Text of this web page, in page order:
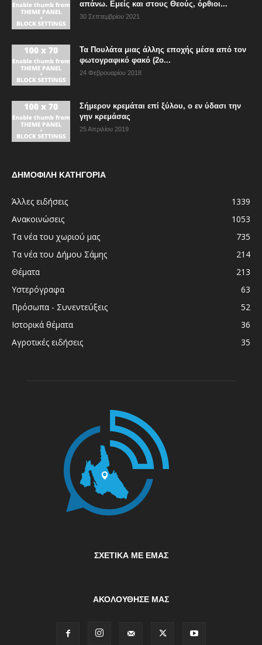
απάνω. Εμείς και στους Θεούς, όρθιοι...
30 Σεπτεμβρίου 2021
Τα Πουλάτα μιας άλλης εποχής μέσα από τον
φωτογραφικό φακό (2ο...
24 Φεβρουαρίου 2018
Σήμερον κρεμάται επί ξύλου, ο εν ύδασι την
γην κρεμάσας
25 Απριλίου 2019
ΔΗΜΟΦΙΛΗ ΚΑΤΗΓΟΡΙΑ
Άλλες ειδήσεις
1339
Ανακοινώσεις
1053
Τα νέα του χωριού μας
735
Τα νέα του Δήμου Σάμης
214
Θέματα
213
Υστερόγραφα
63
Πρόσωπα - Συνεντεύξεις
52
Ιστορικά θέματα
36
Αγροτικές ειδήσεις
35
ΣΧΕΤΙΚΆ ΜΕ ΕΜΆΣ
ΑΚΟΛΟΥΘΗΣΕ ΜΑΣ